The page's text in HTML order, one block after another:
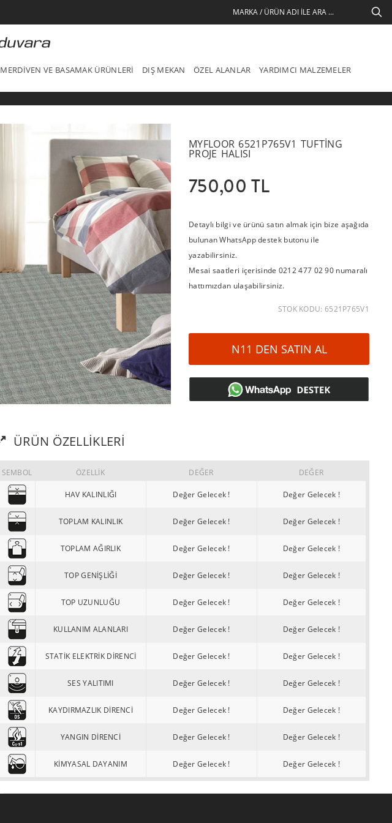
MERDIVEN VE BASAMAK ÜRÜNLERI DIŞ MEKAN ÖZEL ALANLAR YARDIMCI MALZEMELER
MYFLOOR 6521P765V1 TUFTING
PROJE HALISI
750,00 TL
Detaylı bilgi ve ürünü satın almak için bize aşağıda
bulunan WhatsApp destek butonu ile
yazabilirsiniz.
Mesai saatleri içerisinde 0212 477 02 90 numaralı
hattımızdan ulaşabilirsiniz.
STOK KODU: 6521P765V1
N11 DEN SATIN AL
ÜRÜN ÖZELLIKLERI
SEMBOL ÖZELLİK DEĞER DEĞER
HAV KALINLIĞI Değer Gelecek ! Değer Gelecek !
TOPLAM KALINLIK Değer Gelecek ! Değer Gelecek !
TOPLAM AĞIRLIK Değer Gelecek ! Değer Gelecek !
TOP GENİŞLİĞİ Değer Gelecek ! Değer Gelecek !
TOP UZUNLUĞU Değer Gelecek ! Değer Gelecek !
KULLANIM ALANLARI Değer Gelecek ! Değer Gelecek !
STATİK ELEKTRİK DİRENCİ Değer Gelecek ! Değer Gelecek !
SES YALITIMI Değer Gelecek ! Değer Gelecek !
KAYDIRMAZLIK DİRENCİ Değer Gelecek ! Değer Gelecek !
YANGIN DİRENCİ Değer Gelecek ! Değer Gelecek !
KİMYASAL DAYANIM Değer Gelecek ! Değer Gelecek !